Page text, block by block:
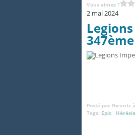
Vous aimez ?
2 mai 2024
Posté par fbruntz
Tags: Epic,